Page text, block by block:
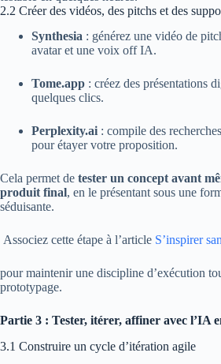
2.2 Créer des vidéos, des pitchs et des
Synthesia : générez une vidéo de
avatar et une voix off IA.
Tome.app : créez des présentations
quelques clics.
Perplexity.ai : compile des
pour étayer votre proposition.
Cela permet de tester un concept avant
produit final, en le présentant sous une
séduisante.
Associez cette étape à l’article S’inspirer
pour maintenir une discipline d’exécution
prototypage.
Partie 3 : Tester, itérer, affiner avec l’IA
3.1 Construire un cycle d’itération agile